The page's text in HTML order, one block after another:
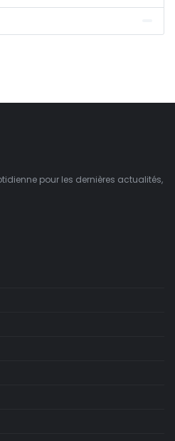
pour les dernières actualités,